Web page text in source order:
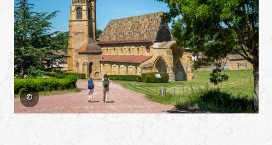
©